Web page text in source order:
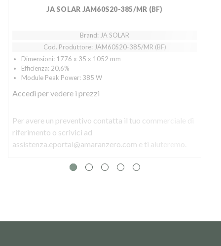
JA SOLAR JAM60S20-385/MR (BF)
Brand: JA SOLAR
Cod. Produttore: JAM60S20-385/MR (BF)
Dimensioni: 1776 x 35 x 1052 mm
Efficienza: 20,6%
Module Peak Power: 385 W
Accedi per vedere i prezzi
Per avere un preventivo contatta il tuo commerciale di
riferimento o scrivici ad
assistenza.eportal@amaranzero.com e ti aiuteremo.